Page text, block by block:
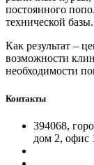
постоянного
технической базы.
Как результат –
возможности
необходимости
Контакты
394068,
дом 2, офис